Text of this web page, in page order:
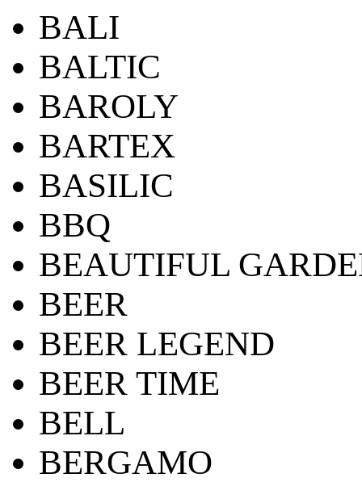
BALI
BALTIC
BAROLY
BARTEX
BASILIC
BBQ
BEAUTIFUL
BEER
BEER LEGEND
BEER TIME
BELL
BERGAMO